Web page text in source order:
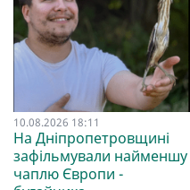
10.08.2026 18:11
На Дніпропетровщині
зафільмували найменшу
чаплю Європи -